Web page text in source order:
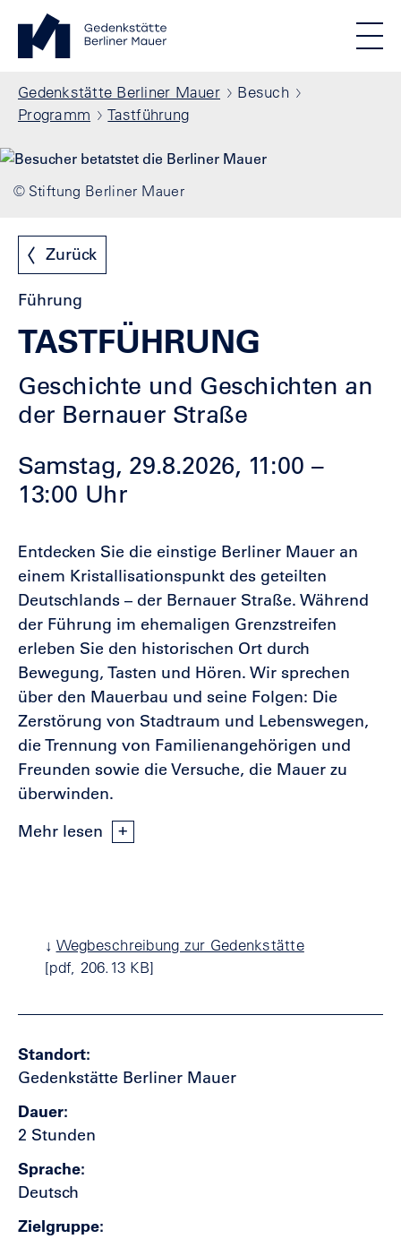
Direkt zum Inhalt
Standortmenu
Show locations
STIFTUNG BERLINER MAUER
Alle Standorte
Gedenkstätte Berliner Mauer Startseite
Pfadnavigation
Gedenkstätte Berliner Mauer
Besuch
Programm
Tastführung
© Stiftung Berliner Mauer
Zurück
Führung
TASTFÜHRUNG
Geschichte und Geschichten an
der Bernauer Straße
Samstag, 29.8.2026, 11:00 –
13:00 Uhr
Entdecken Sie die einstige Berliner Mauer an
einem Kristallisationspunkt des geteilten
Deutschlands – der Bernauer Straße. Während
der Führung im ehemaligen Grenzstreifen
erleben Sie den historischen Ort durch
Bewegung, Tasten und Hören. Wir sprechen
über den Mauerbau und seine Folgen: Die
Zerstörung von Stadtraum und Lebenswegen,
die Trennung von Familienangehörigen und
Freunden sowie die Versuche, die Mauer zu
überwinden.
Mehr lesen
↓ Wegbeschreibung zur Gedenkstätte
[pdf, 206.13 KB]
Standort
Gedenkstätte Berliner Mauer
Dauer
2 Stunden
Sprache
Deutsch
Zielgruppe